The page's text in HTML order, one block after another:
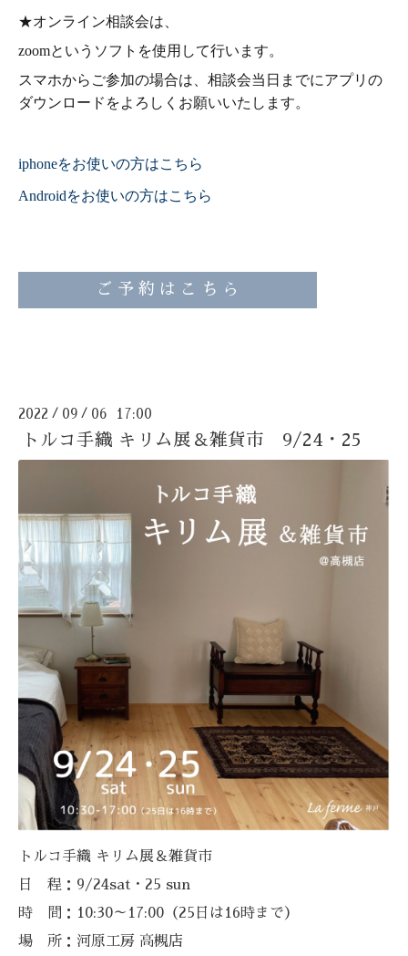
★オンライン相談会は、
zoomというソフトを使用して行います。
スマホからご参加の場合は、相談会当日までにアプリの
ダウンロードをよろしくお願いいたします。
iphoneをお使いの方はこちら
Androidをお使いの方はこちら
ご 予 約 は こ ち ら
2022 / 09 / 06 17:00
トルコ手織 キリム展＆雑貨市 9/24・25
トルコ手織 キリム展＆雑貨市
日 程：9/24sat・25 sun
時 間：10:30～17:00（25日は16時まで）
場 所： 河原工房 高槻店